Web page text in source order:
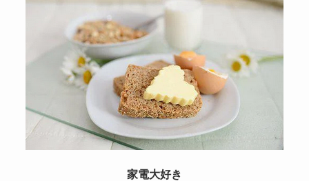
家電大好き